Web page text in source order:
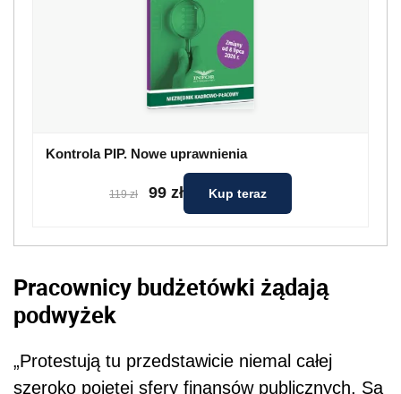
Kontrola PIP. Nowe uprawnienia
119 zł 99 zł Kup teraz
Pracownicy budżetówki żądają
podwyżek
„Protestują tu przedstawicie niemal całej
szeroko pojętej sfery finansów publicznych. Są